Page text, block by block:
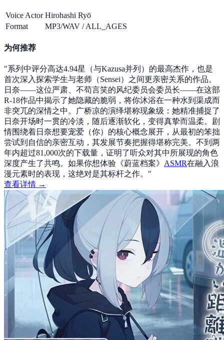
Voice Actor Hirohashi Ryō
Format
MP3/WAV /ALL_AGES
为何推荐
"系列中评分高达4.94星（与Kazusa并列）的最高杰作，也是
首次深入探索学生与老师（Sensei）之间更亲密关系的作品。
日奈——这位严肃、不苟言笑的风纪委员会委员长——在这部
R-18作品中揭示了她隐藏的脆弱，将你沐浴在一种水到渠成而
非突兀的深情之中。广桥凉的演绎堪称现象级：她精准捕捉了
日奈开场时一贯的冷淡，随后逐渐软化，变得真挚而温柔。剧
情围绕着日奈想要宠爱（你）的核心概念展开，从最初的笨拙
尝试到自信的亲密互动，其发展节奏把握得堪称完美。不到两
年内超过81,000次的下载量，证明了听众对其中所展现的角色
深度产生了共鸣。如果你想体验《蔚蓝档案》 ASMR在融入浪
漫元素时的表现，这绝对是其标杆之作。 "
查看详情 →